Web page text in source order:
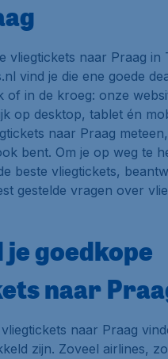
vliegtickets naar Praag in
vind je die ene goede
of in de kroeg: onze
op desktop, tablet én
naar Praag
bent. Om je op weg te
beste vliegtickets,
gestelde vragen over
je goedkope
naar
naar Praag
zijn. Zoveel airlines,